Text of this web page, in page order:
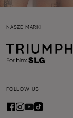
NASZE MARKI
FOLLOW US